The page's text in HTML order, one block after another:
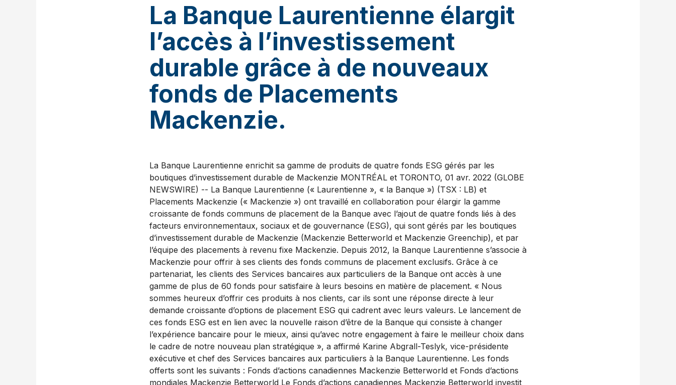
La Banque Laurentienne élargit
l’accès à l’investissement
durable grâce à de nouveaux
fonds de Placements
Mackenzie.
La Banque Laurentienne enrichit sa gamme de produits de quatre fonds ESG gérés par les
boutiques d’investissement durable de Mackenzie MONTRÉAL et TORONTO, 01 avr. 2022 (GLOBE
NEWSWIRE) -- La Banque Laurentienne (« Laurentienne », « la Banque ») (TSX : LB) et
Placements Mackenzie (« Mackenzie ») ont travaillé en collaboration pour élargir la gamme
croissante de fonds communs de placement de la Banque avec l’ajout de quatre fonds liés à des
facteurs environnementaux, sociaux et de gouvernance (ESG), qui sont gérés par les boutiques
d’investissement durable de Mackenzie (Mackenzie Betterworld et Mackenzie Greenchip), et par
l’équipe des placements à revenu fixe Mackenzie. Depuis 2012, la Banque Laurentienne s’associe à
Mackenzie pour offrir à ses clients des fonds communs de placement exclusifs. Grâce à ce
partenariat, les clients des Services bancaires aux particuliers de la Banque ont accès à une
gamme de plus de 60 fonds pour satisfaire à leurs besoins en matière de placement. « Nous
sommes heureux d’offrir ces produits à nos clients, car ils sont une réponse directe à leur
demande croissante d’options de placement ESG qui cadrent avec leurs valeurs. Le lancement de
ces fonds ESG est en lien avec la nouvelle raison d’être de la Banque qui consiste à changer
l’expérience bancaire pour le mieux, ainsi qu’avec notre engagement à faire le meilleur choix dans
le cadre de notre nouveau plan stratégique », a affirmé Karine Abgrall-Teslyk, vice-présidente
exécutive et chef des Services bancaires aux particuliers à la Banque Laurentienne. Les fonds
offerts sont les suivants : Fonds d’actions canadiennes Mackenzie Betterworld et Fonds d’actions
mondiales Mackenzie Betterworld Le Fonds d’actions canadiennes Mackenzie Betterworld investit